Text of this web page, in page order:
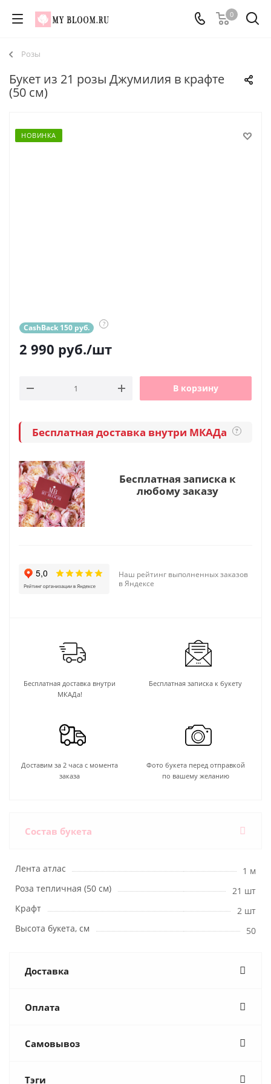
0
Розы
Букет из 21 розы Джумилия в крафте
(50 см)
НОВИНКА
CashBack 150 руб. ?
2 990 руб./шт
В корзину
Бесплатная доставка внутри МКАДа ?
Бесплатная записка к
любому заказу
Наш рейтинг выполненных заказов
в Яндексе
Бесплатная доставка внутри
МКАДа!
Бесплатная записка к букету
Доставим за 2 часа с момента
заказа
Фото букета перед отправкой
по вашему желанию
Состав букета
Лента атлас
1 м
Роза тепличная (50 см)
21 шт
Крафт
2 шт
Высота букета, см
50
Доставка
Оплата
Самовывоз
Тэги